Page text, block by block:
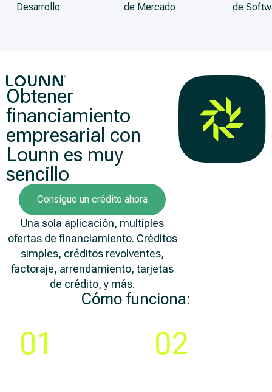
Desarrollo de Mercado de
Obtener
financiamiento
empresarial con
Lounn es muy
sencillo
Consigue un crédito ahora
Una sola aplicación, multiples
ofertas de financiamiento. Créditos
simples, créditos revolventes,
factoraje, arrendamiento, tarjetas
de crédito, y más.
Cómo funciona:
01 02